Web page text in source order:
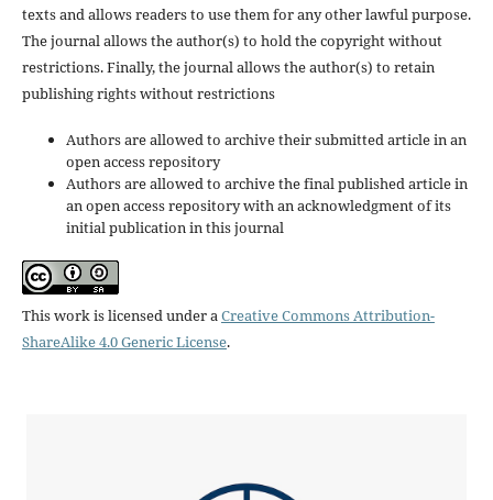
texts and allows readers to use them for any other lawful purpose.
The journal allows the author(s) to hold the copyright without
restrictions. Finally, the journal allows the author(s) to retain
publishing rights without restrictions
Authors are allowed to archive their submitted article in an
open access repository
Authors are allowed to archive the final published article in
an open access repository with an acknowledgment of its
initial publication in this journal
This work is licensed under aCreative Commons Attribution-
ShareAlike 4.0 Generic License.